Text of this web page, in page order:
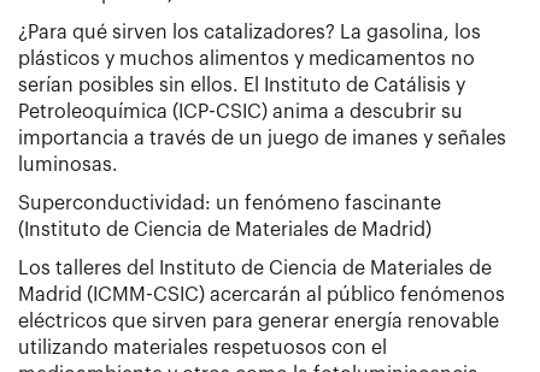
¿Para qué sirven los catalizadores? La gasolina, los
plásticos y muchos alimentos y medicamentos no
serían posibles sin ellos. El Instituto de Catálisis y
Petroleoquímica (ICP-CSIC) anima a descubrir su
importancia a través de un juego de imanes y señales
luminosas.
Superconductividad: un fenómeno fascinante
(Instituto de Ciencia de Materiales de Madrid)
Los talleres del Instituto de Ciencia de Materiales de
Madrid (ICMM-CSIC) acercarán al público fenómenos
eléctricos que sirven para generar energía renovable
utilizando materiales respetuosos con el